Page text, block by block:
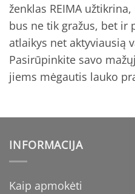
ženklas REIMA
bus ne tik gražus, bet ir
atlaikys net aktyviausią
Pasirūpinkite savo
jiems mėgautis lauko
INFORMACIJA
Kaip apmokėti